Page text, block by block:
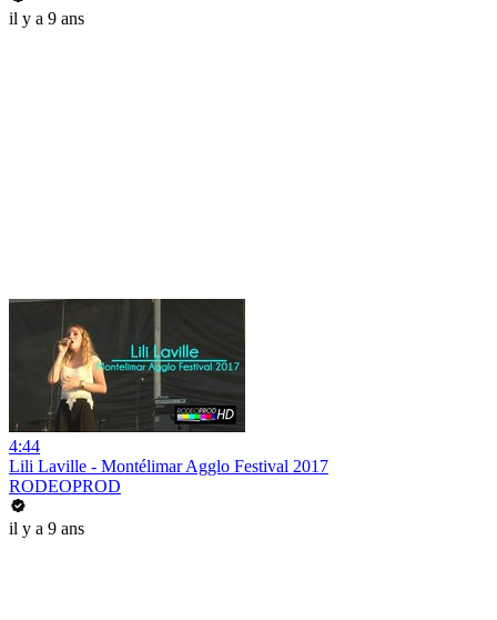
il y a 9 ans
4:44
Lili Laville - Montélimar Agglo Festival 2017
RODEOPROD
il y a 9 ans